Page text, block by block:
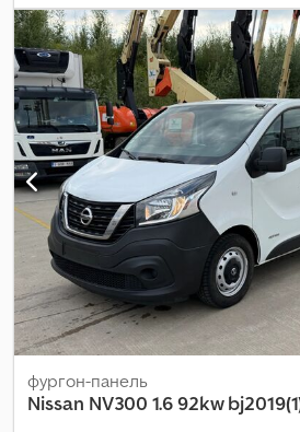
фургон-панель
Nissan NV300 1.6 92kw